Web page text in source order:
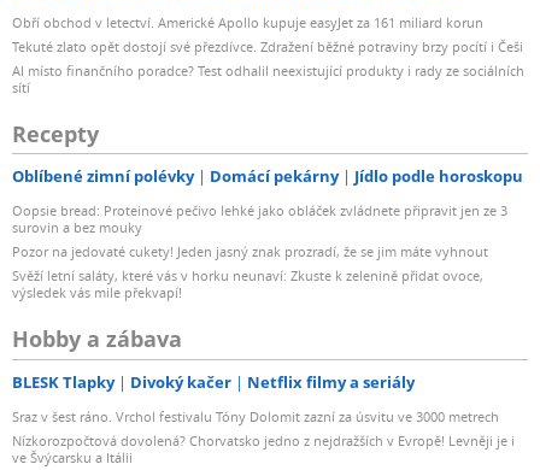
Obří obchod v letectví. Americké Apollo kupuje easyJet za 161 miliard korun
Tekuté zlato opět dostojí své přezdívce. Zdražení běžné potraviny brzy pocítí i Češi
AI místo finančního poradce? Test odhalil neexistující produkty i rady ze sociálních
sítí
Recepty
Oblíbené zimní polévky Domácí pekárny Jídlo podle horoskopu
Oopsie bread: Proteinové pečivo lehké jako obláček zvládnete připravit jen ze 3
surovin a bez mouky
Pozor na jedovaté cukety! Jeden jasný znak prozradí, že se jim máte vyhnout
Svěží letní saláty, které vás v horku neunaví: Zkuste k zelenině přidat ovoce,
výsledek vás mile překvapí!
Hobby a zábava
BLESK Tlapky Divoký kačer Netflix filmy a seriály
Sraz v šest ráno. Vrchol festivalu Tóny Dolomit zazní za úsvitu ve 3000 metrech
Nízkorozpočtová dovolená? Chorvatsko jedno z nejdražších v Evropě! Levněji je i
ve Švýcarsku a Itálii